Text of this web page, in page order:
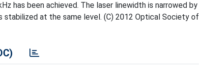
has been achieved. The laser linewidth is narrowed by
at the same level. (C) 2012 Optical Society of